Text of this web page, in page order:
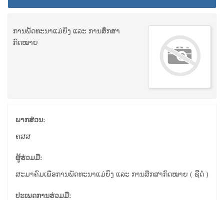
ການພັດທະນາແມ່ຍິງ ແລະ ການສຶກສາ
ກົດໝາຍ
ພາກສ່ວນ:
ຄສສ
ຜູ້ຮ່ວມມື:
ສະມາຄົມເພື່ອການພັດທະນາແມ່ຍິງ ແລະ ການສຶກສາກົດໝາຍ ( ຊີດໍ )
ປະເພດການຮ່ວມມື: